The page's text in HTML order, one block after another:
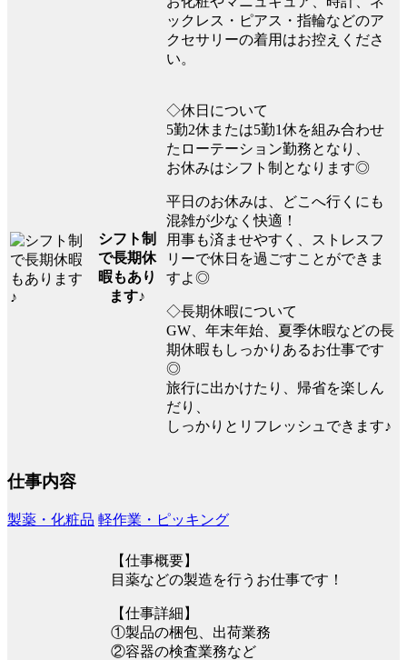
ックレス・ピアス・指輪などのア
クセサリーの着用はお控えくださ
い。
シフト制
で長期休
暇もあり
ます♪
◇休日について
5勤2休または5勤1休を組み合わせ
たローテーション勤務となり、
お休みはシフト制となります◎
平日のお休みは、どこへ行くにも
混雑が少なく快適！
用事も済ませやすく、ストレスフ
リーで休日を過ごすことができま
すよ◎
◇長期休暇について
GW、年末年始、夏季休暇などの長
期休暇もしっかりあるお仕事です
◎
旅行に出かけたり、帰省を楽しん
だり、
しっかりとリフレッシュできます♪
仕事内容
製薬・化粧品 軽作業・ピッキング
【仕事概要】
目薬などの製造を行うお仕事です！
【仕事詳細】
①製品の梱包、出荷業務
②容器の検査業務など